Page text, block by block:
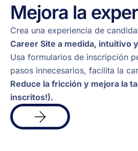
Mejora la
Crea una experiencia de
Career Site a medida, intuitivo
Usa formularios de inscripción
pasos innecesarios, facilita la
Reduce la fricción y mejora la
inscritos!).
info